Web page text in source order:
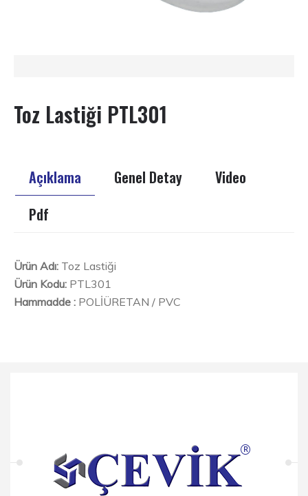
Toz Lastiği PTL301
Açıklama Genel Detay
Video
Pdf
Ürün Adı: Toz Lastiği
Ürün Kodu: PTL301
Hammadde : POLİÜRETAN / PVC